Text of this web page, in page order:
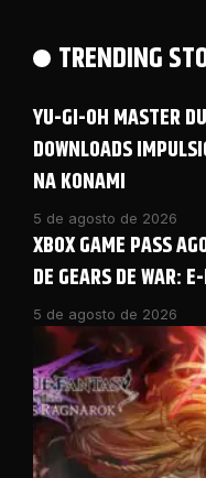
TRENDING
YU-GI-OH MASTER
DOWNLOADS
NA KONAMI
5 de agosto de 2026
XBOX GAME PASS
DE GEARS DE WAR:
5 de agosto de 2026